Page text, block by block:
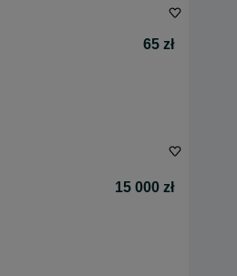
65 zł
15 000 zł